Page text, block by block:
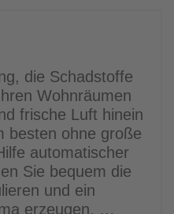
die Schadstoffe
Wohnräumen
frische Luft hinein
besten ohne große
automatischer
Sie bequem die
und ein
erzeugen. …